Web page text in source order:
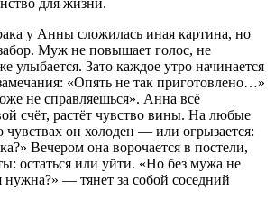
для жизни.
у Анны сложилась иная картина, но
Муж не повышает голос, не
улыбается. Зато каждое утро начинается
«Опять не так приготовлено…»
не справляешься». Анна всё
счёт, растёт чувство вины. На любые
чувствах он холоден — или огрызается:
Вечером она ворочается в постели,
остаться или уйти. «Но без мужа не
— тянет за собой соседний